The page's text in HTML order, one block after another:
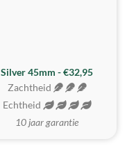
MEEST GEKOZEN
Silver 45mm - €32,95
Zachtheid
Echtheid
10 jaar garantie